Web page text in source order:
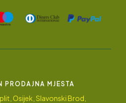
PRODAJNA MJESTA
Osijek, Slavonski Brod,